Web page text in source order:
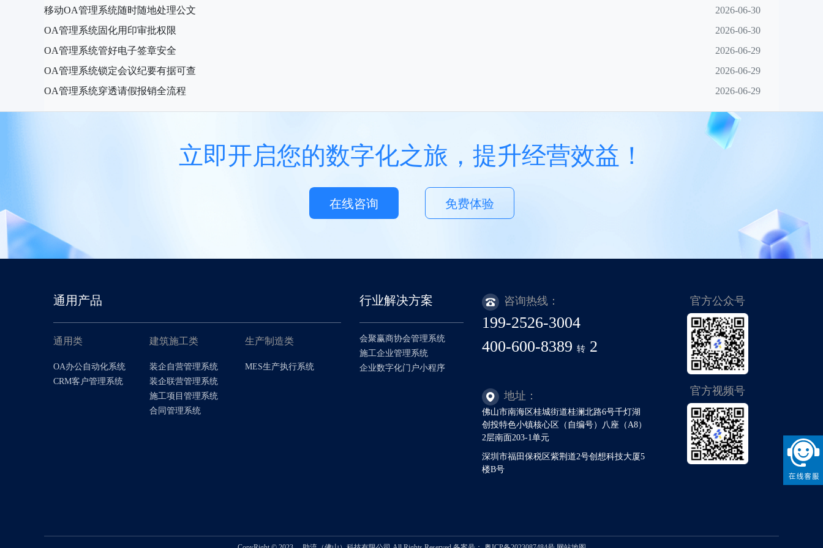
移动OA管理系统随时随地处理公文
2026-06-30
OA管理系统固化用印审批权限
2026-06-30
OA管理系统管好电子签章安全
2026-06-29
OA管理系统锁定会议纪要有据可查
2026-06-29
OA管理系统穿透请假报销全流程
2026-06-29
立即开启您的数字化之旅，提升经营效益！
在线咨询 免费体验
通用产品
通用类
OA办公自动化系统
CRM客户管理系统
建筑施工类
装企自营管理系统
装企联营管理系统
施工项目管理系统
合同管理系统
生产制造类
MES生产执行系统
行业解决方案
会聚赢商协会管理系统
施工企业管理系统
企业数字化门户小程序
咨询热线：
199-2526-3004
400-600-8389 转 2
地址：
佛山市南海区桂城街道桂澜北路6号千灯湖
创投特色小镇核心区（自编号）八座（A8）
2层南面203-1单元
深圳市福田保税区紫荆道2号创想科技大厦5
楼B号
官方公众号
官方视频号